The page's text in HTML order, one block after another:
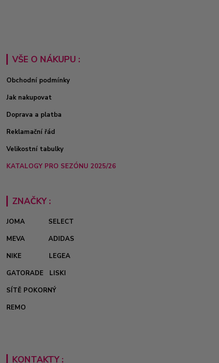
VŠE O NÁKUPU :
Obchodní podmínky
Jak nakupovat
Doprava a platba
Reklamační řád
Velikostní tabulky
KATALOGY PRO SEZÓNU 2025/26
ZNAČKY :
JOMA
SELECT
MEVA
ADIDAS
NIKE
LEGEA
GATORADE
LISKI
SÍTĚ POKORNÝ
REMO
KONTAKTY :